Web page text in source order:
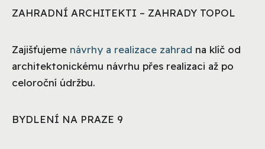
ZAHRADNÍ ARCHITEKTI – ZAHRADY TOPOL
Zajišťujeme návrhy a realizace zahrad na klíč od
architektonickému návrhu přes realizaci až po
celoroční údržbu.
BYDLENÍ NA PRAZE 9